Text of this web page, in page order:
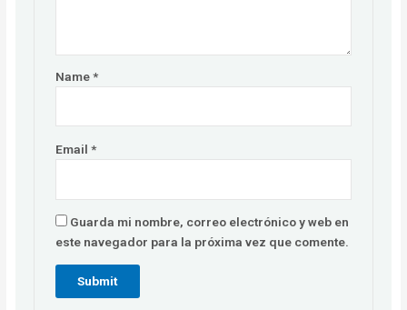
Name*
Email*
Guarda mi nombre, correo electrónico y web en
este navegador para la próxima vez que comente.